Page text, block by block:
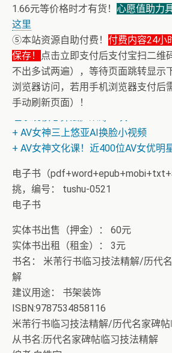
1.66元等价格时才有货！ 心愿值助力
这里
⑤本站资源自助付费！ 付费内容24小
保存！
点击立即支付后支付宝扫二维
不出多试两遍），等待页面跳转显示
浏览器访问，若用手机浏览器支付后
手动刷新页面）！
+ 恭喜IP为180.201.1.217的网友为电
+ AV女神三上悠亚AI换脸小视频
+ AV女神文化课！近400位AV女优明
电子书（
挑，编号： tushu-0521
电子书
实体书出售（押金）： 60元
实体书出租（租金）： 3元
书名： 米芾行书临习技法精解/历代
解
建议用途： 书架装饰
ISBN:9787534858116
米芾行书临习技法精解/历代名家碑
从书名:历代名家碑帖临习技法精解